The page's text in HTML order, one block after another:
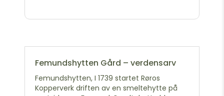
Femundshytten Gård – verdensarv
Femundshytten, I 1739 startet Røros
Kopperverk driften av en smeltehytte på